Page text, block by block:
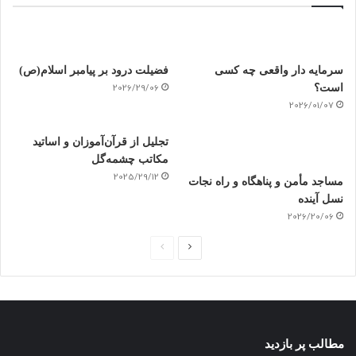
سرمایه دار واقعی چه کسی
است؟
2026/01/07
فضیلت درود بر پیامبر اسلام(ص)
2026/29/06
مساجد مأمن و پناهگاه و راه نجات
نسل آینده
2026/20/06
تجلیل از قرآن‌آموزان و اساتید
مکاتب چشمه‌گل
2025/29/12
مطالب پر بازدید